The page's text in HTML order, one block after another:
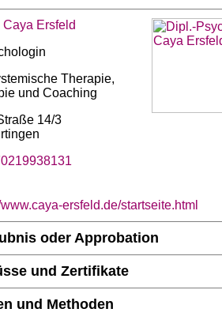
Ersfeld
Therapie,
und Coaching
14/3
ersfeld.de/startseite.html
oder Approbation
und Zertifikate
und Methoden